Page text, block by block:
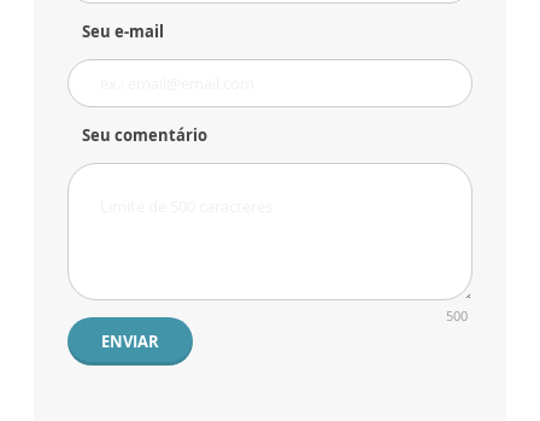
Seu e-mail
Seu comentário
500
ENVIAR